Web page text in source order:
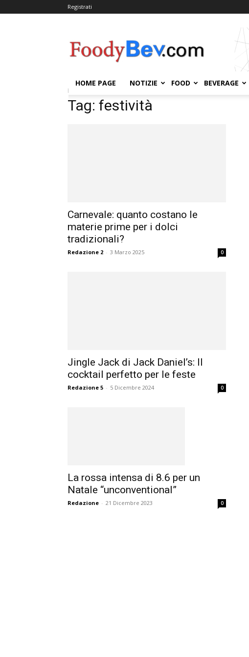
Registrati
HOME PAGE NOTIZIE FOOD BEVERAGE
Home
Tag: festività
Carnevale: quanto costano le
materie prime per i dolci
tradizionali?
Redazione 2 - 3 Marzo 2025 0
Jingle Jack di Jack Daniel’s: Il
cocktail perfetto per le feste
Redazione 5 - 5 Dicembre 2024 0
La rossa intensa di 8.6 per un
Natale “unconventional”
Redazione - 21 Dicembre 2023 0